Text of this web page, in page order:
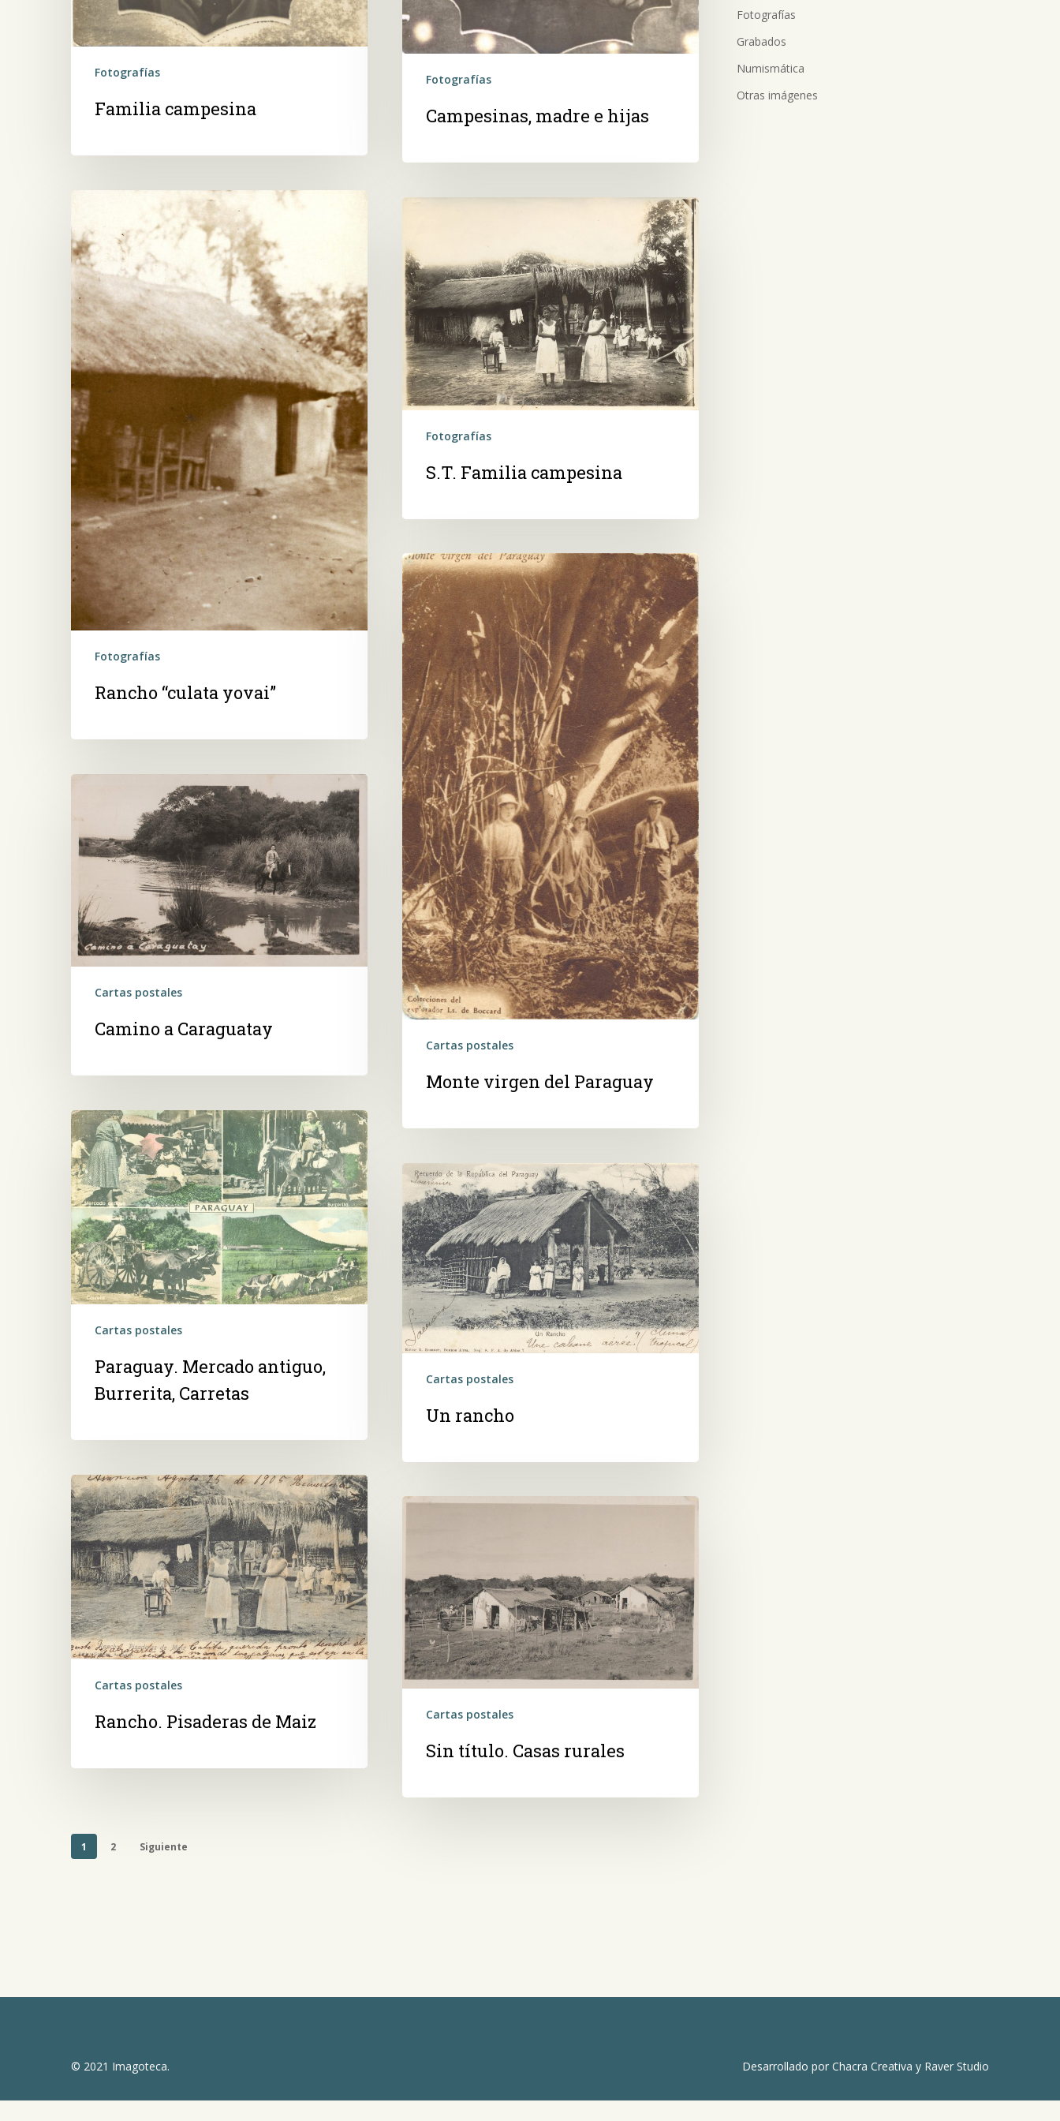
Fotografías
Familia campesina
Fotografías
Campesinas, madre e hijas
yovai”
Fotografías
Rancho “culata yovai”
campesina
Fotografías
S.T. Familia campesina
Monte
virgen
del
Paraguay
Cartas postales
Monte virgen del Paraguay
Caraguatay
Cartas postales
Camino a Caraguatay
Paraguay.
Mercado
antiguo,
Burrerita,
Carretas
Cartas postales
Paraguay. Mercado antiguo,
Burrerita, Carretas
Un
rancho
Cartas postales
Un rancho
Rancho.
Pisaderas
de
Maiz
Cartas postales
Rancho. Pisaderas de Maiz
Sin
Cartas postales
Sin título. Casas rurales
1 2 Siguiente
Fotografías
Grabados
Numismática
Otras imágenes
© 2021 Imagoteca. Desarrollado por Chacra Creativa y Raver Studio